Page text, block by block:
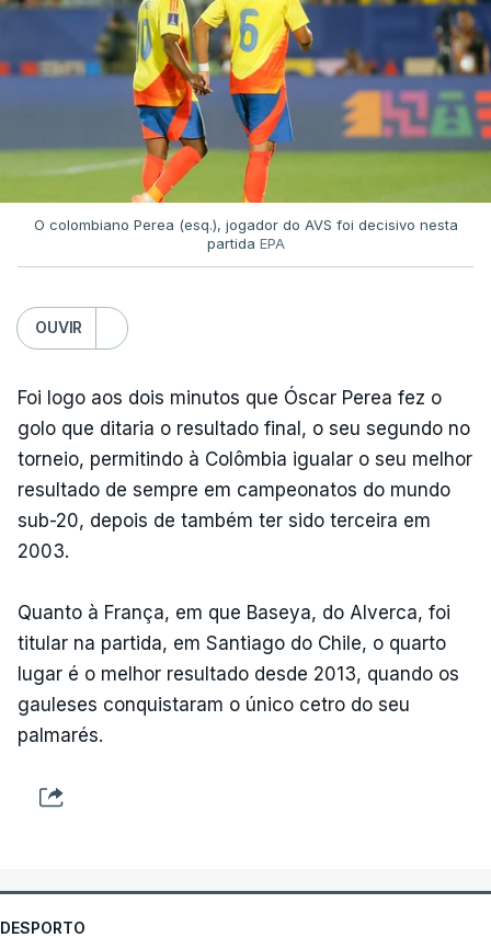
O colombiano Perea (esq.), jogador do AVS foi decisivo nesta
partida EPA
OUVIR
Foi logo aos dois minutos que Óscar Perea fez o
golo que ditaria o resultado final, o seu segundo no
torneio, permitindo à Colômbia igualar o seu melhor
resultado de sempre em campeonatos do mundo
sub-20, depois de também ter sido terceira em
2003.
Quanto à França, em que Baseya, do Alverca, foi
titular na partida, em Santiago do Chile, o quarto
lugar é o melhor resultado desde 2013, quando os
gauleses conquistaram o único cetro do seu
palmarés.
DESPORTO